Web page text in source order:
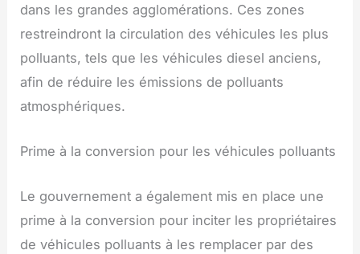
dans les grandes agglomérations. Ces zones
restreindront la circulation des véhicules les plus
polluants, tels que les véhicules diesel anciens,
afin de réduire les émissions de polluants
atmosphériques.
Prime à la conversion pour les véhicules polluants
Le gouvernement a également mis en place une
prime à la conversion pour inciter les propriétaires
de véhicules polluants à les remplacer par des